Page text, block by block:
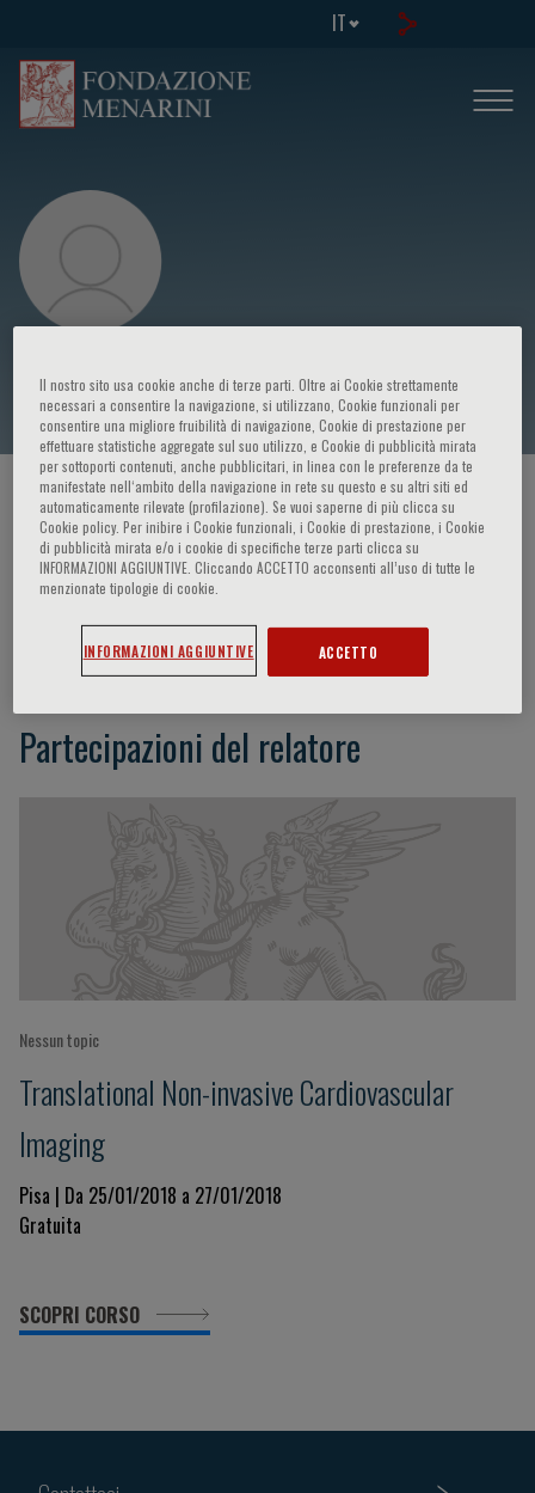
IT
Luca Longobardo
HOME PAGE / CORSI ED EVENTI / RELATORE
Luca Longobardo
Partecipazioni del relatore
Nessun topic
Translational Non-invasive Cardiovascular
Imaging
Pisa | Da 25/01/2018 a 27/01/2018
Gratuita
SCOPRI CORSO
Il nostro sito usa cookie anche di terze parti. Oltre ai Cookie strettamente
necessari a consentire la navigazione, si utilizzano, Cookie funzionali per
consentire una migliore fruibilità di navigazione, Cookie di prestazione per
effettuare statistiche aggregate sul suo utilizzo, e Cookie di pubblicità mirata
per sottoporti contenuti, anche pubblicitari, in linea con le preferenze da te
manifestate nell‘ambito della navigazione in rete su questo e su altri siti ed
automaticamente rilevate (profilazione). Se vuoi saperne di più clicca su
Cookie policy. Per inibire i Cookie funzionali, i Cookie di prestazione, i Cookie
di pubblicità mirata e/o i cookie di specifiche terze parti clicca su
INFORMAZIONI AGGIUNTIVE. Cliccando ACCETTO acconsenti all’uso di tutte le
menzionate tipologie di cookie.
INFORMAZIONI AGGIUNTIVE ACCETTO